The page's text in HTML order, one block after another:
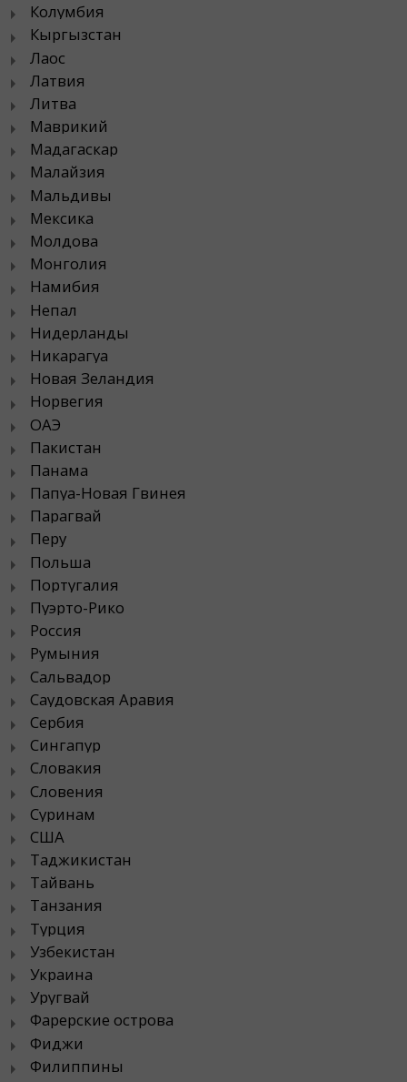
Колумбия
Кыргызстан
Лаос
Латвия
Литва
Маврикий
Мадагаскар
Малайзия
Мальдивы
Мексика
Молдова
Монголия
Намибия
Непал
Нидерланды
Никарагуа
Новая Зеландия
Норвегия
ОАЭ
Пакистан
Панама
Папуа-Новая Гвинея
Парагвай
Перу
Польша
Португалия
Пуэрто-Рико
Россия
Румыния
Сальвадор
Саудовская Аравия
Сербия
Сингапур
Словакия
Словения
Суринам
США
Таджикистан
Тайвань
Танзания
Турция
Узбекистан
Украина
Уругвай
Фарерские острова
Фиджи
Филиппины